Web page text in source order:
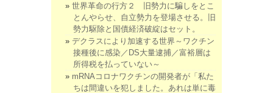
世界革命の行方２ 旧勢力に騙しをとこ
とんやらせ、自立勢力を登場させる。旧
勢力駆除と国債経済破綻はセット。
デクラスにより加速する世界～ワクチン
接種後に感染／DS大量逮捕／富裕層は
所得税を払っていない～
mRNAコロナワクチンの開発者が「私た
ちは間違いを犯しました。あれは単に毒